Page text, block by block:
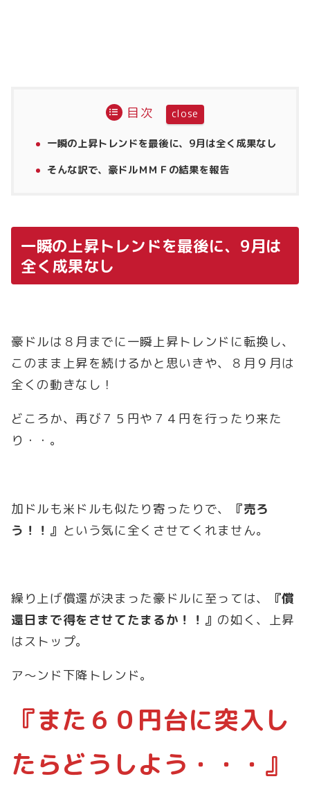
目次
一瞬の上昇トレンドを最後に、9月は全く成果なし
そんな訳で、豪ドルＭＭＦの結果を報告
一瞬の上昇トレンドを最後に、9月は
全く成果なし
豪ドルは８月までに一瞬上昇トレンドに転換し、
このまま上昇を続けるかと思いきや、８月９月は
全くの動きなし！
どころか、再び７５円や７４円を行ったり来た
り・・。
加ドルも米ドルも似たり寄ったりで、
『売ろ
う！！』 という気に全くさせてくれません。
繰り上げ償還が決まった豪ドルに至っては、
『償
還日まで得をさせてたまるか！！』 の如く、上昇
はストップ。
ア～ンド下降トレンド。
『また６０円台に突入し
たらどうしよう・・・』